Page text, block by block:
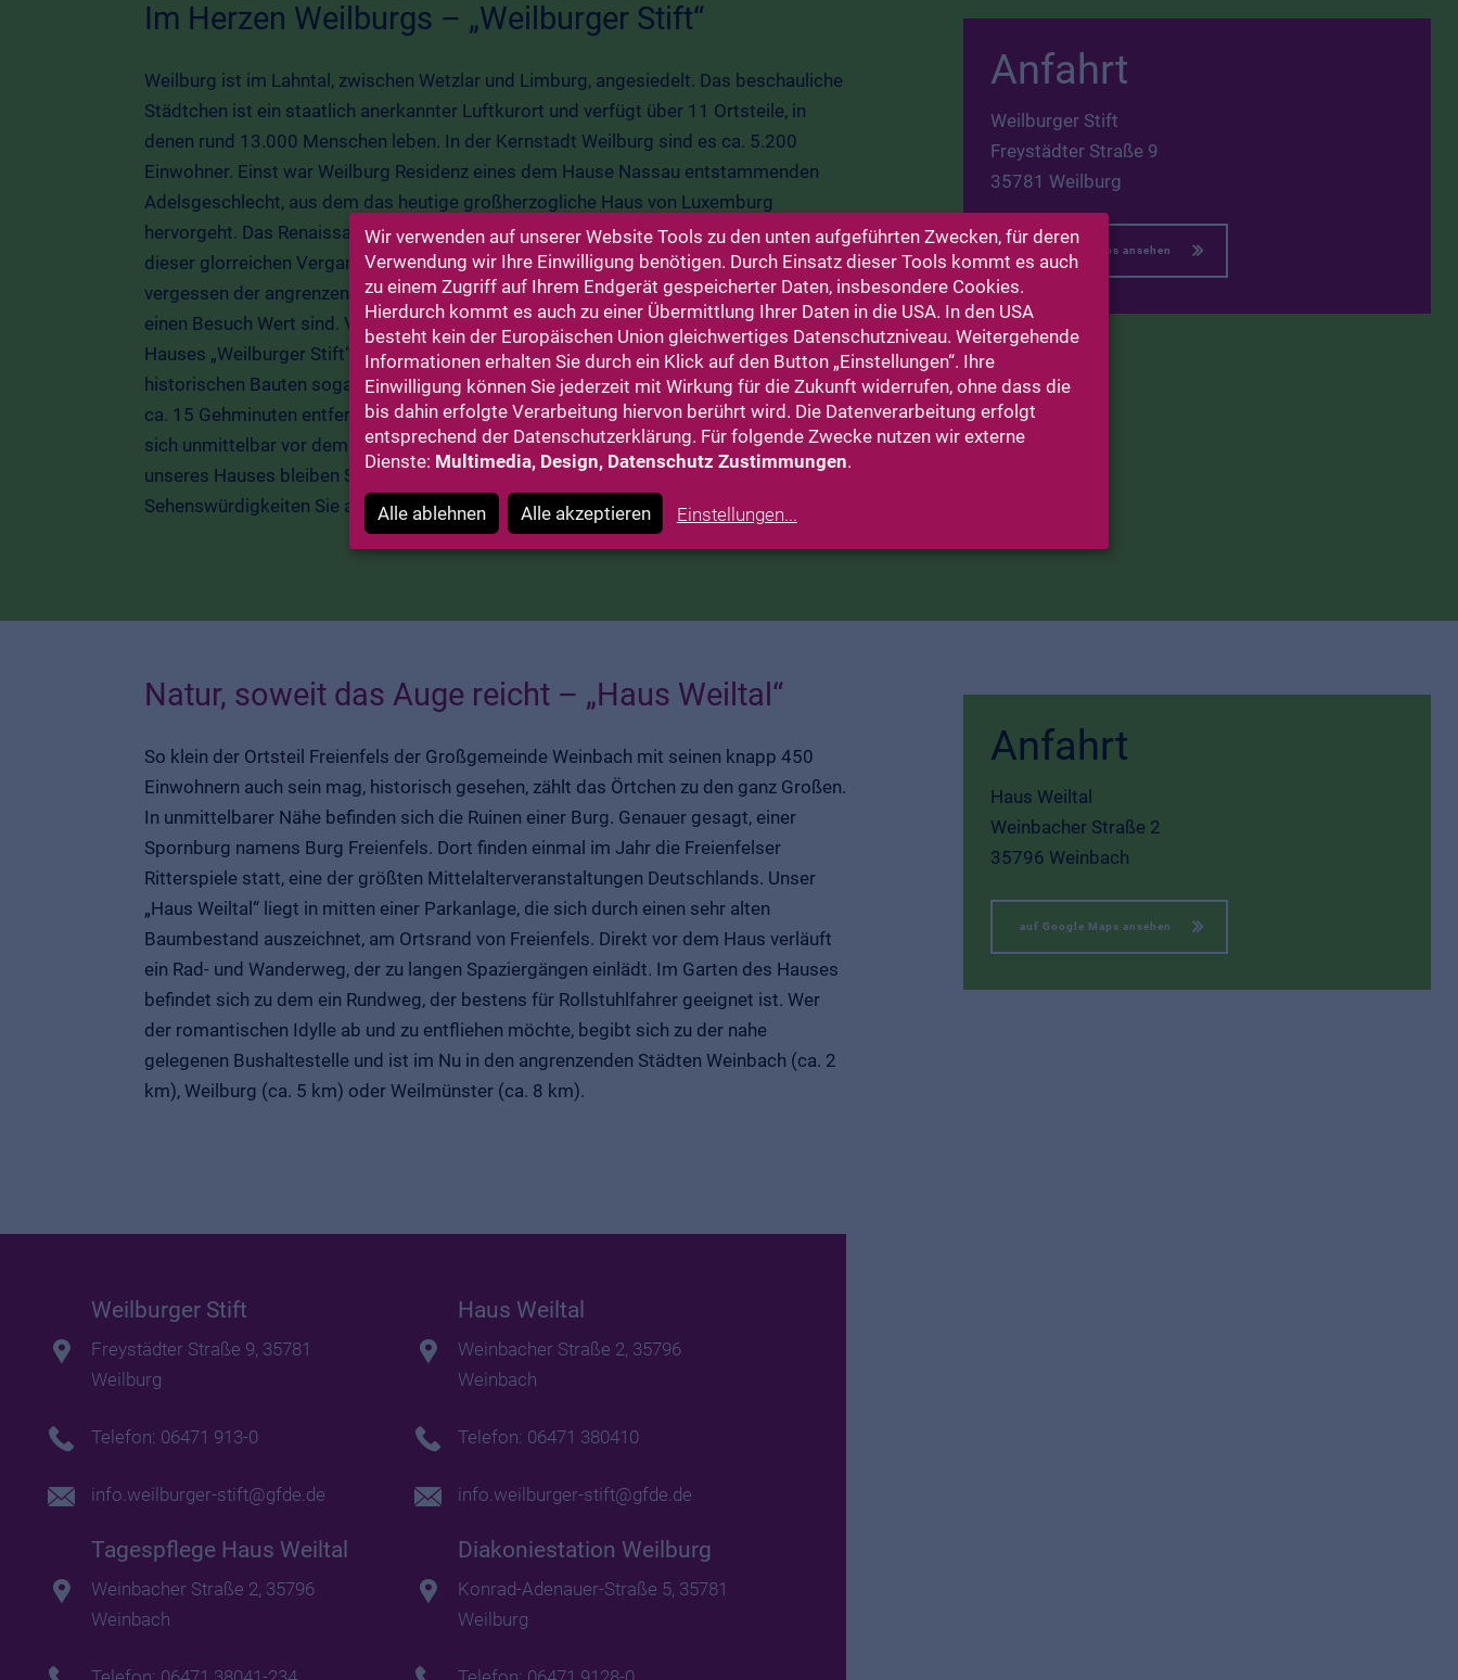
Wir verwenden auf unserer Website Tools zu den unten aufgeführten Zwecken, für deren
Verwendung wir Ihre Einwilligung benötigen. Durch Einsatz dieser Tools kommt es auch
zu einem Zugriff auf Ihrem Endgerät gespeicherter Daten, insbesondere Cookies.
Hierdurch kommt es auch zu einer Übermittlung Ihrer Daten in die USA. In den USA
besteht kein der Europäischen Union gleichwertiges Datenschutzniveau. Weitergehende
Informationen erhalten Sie durch ein Klick auf den Button „Einstellungen“. Ihre
Einwilligung können Sie jederzeit mit Wirkung für die Zukunft widerrufen, ohne dass die
bis dahin erfolgte Verarbeitung hiervon berührt wird. Die Datenverarbeitung erfolgt
entsprechend der Datenschutzerklärung. Für folgende Zwecke nutzen wir externe
Dienste: Multimedia, Design, Datenschutz Zustimmungen.
Alle ablehnen Alle akzeptieren Einstellungen...
Im Herzen Weilburgs – „Weilburger Stift“
Weilburg ist im Lahntal, zwischen Wetzlar und Limburg, angesiedelt. Das beschauliche
Städtchen ist ein staatlich anerkannter Luftkurort und verfügt über 11 Ortsteile, in
denen rund 13.000 Menschen leben. In der Kernstadt Weilburg sind es ca. 5.200
Einwohner. Einst war Weilburg Residenz eines dem Hause Nassau entstammenden
Adelsgeschlecht, aus dem das heutige großherzogliche Haus von Luxemburg
hervorgeht. Das Renaissance Schloss Weilburg, ein beliebtes Reiseziel, zeugt von
dieser glorreichen Vergangenheit und prägt noch heute das Stadtbild. Nicht zu
vergessen der angrenzende Schlosspark sowie die Schlosskirche, die immer wieder
einen Besuch Wert sind. Von einigen Zimmern und dem Aufenthaltsbereich unseres
Hauses „Weilburger Stift“, das an der Freystädter Straße liegt, können Sie diese
historischen Bauten sogar ganz bequem von oben betrachten. Das Stadtzentrum ist
ca. 15 Gehminuten entfernt. Schneller geht es mit dem City-Bus, dessen Haltestelle
sich unmittelbar vor dem „Weilburger Stift“ befindet. So oder so, als Bewohner
unseres Hauses bleiben Sie mobil und können selbst entscheiden, welche der vielen
Sehenswürdigkeiten Sie als nächste besuchen wollen.
Anfahrt
Weilburger Stift
Freystädter Straße 9
35781 Weilburg
auf Google Maps ansehen
Natur, soweit das Auge reicht – „Haus Weiltal“
So klein der Ortsteil Freienfels der Großgemeinde Weinbach mit seinen knapp 450
Einwohnern auch sein mag, historisch gesehen, zählt das Örtchen zu den ganz Großen.
In unmittelbarer Nähe befinden sich die Ruinen einer Burg. Genauer gesagt, einer
Spornburg namens Burg Freienfels. Dort finden einmal im Jahr die Freienfelser
Ritterspiele statt, eine der größten Mittelalterveranstaltungen Deutschlands. Unser
„Haus Weiltal“ liegt in mitten einer Parkanlage, die sich durch einen sehr alten
Baumbestand auszeichnet, am Ortsrand von Freienfels. Direkt vor dem Haus verläuft
ein Rad- und Wanderweg, der zu langen Spaziergängen einlädt. Im Garten des Hauses
befindet sich zu dem ein Rundweg, der bestens für Rollstuhlfahrer geeignet ist. Wer
der romantischen Idylle ab und zu entfliehen möchte, begibt sich zu der nahe
gelegenen Bushaltestelle und ist im Nu in den angrenzenden Städten Weinbach (ca. 2
km), Weilburg (ca. 5 km) oder Weilmünster (ca. 8 km).
Anfahrt
Haus Weiltal
Weinbacher Straße 2
35796 Weinbach
auf Google Maps ansehen
Weilburger Stift
Freystädter Straße 9, 35781
Weilburg
Telefon: 06471 913-0
info.weilburger-stift@gfde.de
Haus Weiltal
Weinbacher Straße 2, 35796
Weinbach
Telefon: 06471 380410
info.weilburger-stift@gfde.de
Tagespflege Haus Weiltal
Weinbacher Straße 2, 35796
Weinbach
Diakoniestation Weilburg
Konrad-Adenauer-Straße 5, 35781
Weilburg